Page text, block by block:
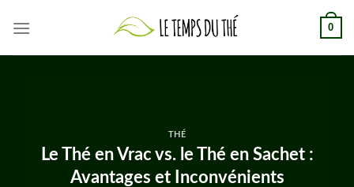
0
THÉ
Le Thé en Vrac vs. le Thé en Sachet :
Avantages et Inconvénients